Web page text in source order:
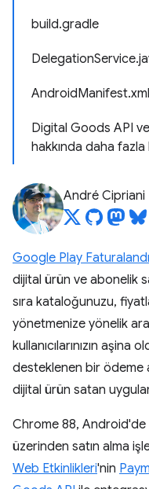
build.gradle
AndroidManifest.xml
Digital Goods API
hakkında daha fazla
André Cipriani
Google Play
dijital ürün ve abonelik
sıra kataloğunuzu,
yönetmenize yönelik
kullanıcılarınızın
desteklenen bir ödeme
dijital ürün satan
Chrome 88, Android'de
üzerinden satın alma
Web Etkinlikleri'nin